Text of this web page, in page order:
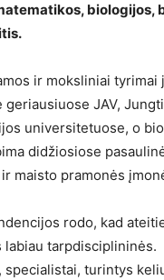
biologijos,
ir moksliniai tyrimai
JAV,
universitetuose, o
didžiosiose
maisto pramonės
rodo, kad
labiau tarpdisciplininės.
specialistai, turintys